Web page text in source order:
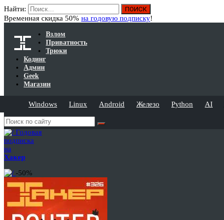
Найти:
Временная скидка 50% на годовую подписку!
Взлом
Приватность
Трюки
Кодинг
Админ
Geek
Магазин
Windows Linux Android Железо Python AI
Годовая
подписка
на
Хакер
-50%